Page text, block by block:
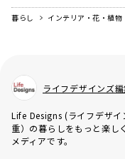
暮らし インテリア・花・植物
ライフデザインズ
Life Designs (ライフデザ
重）の暮らしをもっと楽し
メディアです。